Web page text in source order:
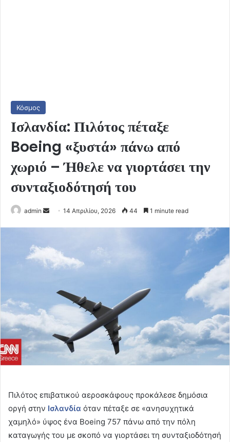
Κόσμος
Ισλανδία: Πιλότος πέταξε
Boeing «ξυστά» πάνω από
χωριό – Ήθελε να γιορτάσει την
συνταξιοδότησή του
admin
Send14 Απριλίου, 2026 44 1 minute read
Πιλότος επιβατικού αεροσκάφους προκάλεσε δημόσια
οργή στην Ισλανδία όταν πέταξε σε «ανησυχητικά
χαμηλό» ύψος ένα Boeing 757 πάνω από την πόλη
καταγωγής του με σκοπό να γιορτάσει τη συνταξιοδότησή